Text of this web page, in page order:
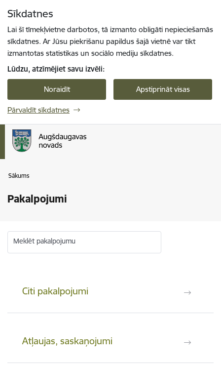
Sīkdatnes
Lai šī tīmekļvietne darbotos, tā izmanto obligāti nepieciešamās
sīkdatnes. Ar Jūsu piekrišanu papildus šajā vietnē var tikt
izmantotas statistikas un sociālo mediju sīkdatnes.
Lūdzu, atzīmējiet savu izvēli:
Noraidīt Apstiprināt visas
Pārvaldīt sīkdatnes
Sākums
Pakalpojumi
Meklēt pakalpojumu
Citi pakalpojumi
Atļaujas, saskaņojumi